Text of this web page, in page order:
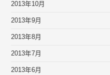
2013年10月
2013年9月
2013年8月
2013年7月
2013年6月